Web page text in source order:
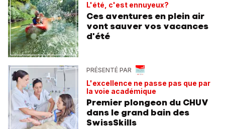
L'été, c'est ennuyeux?
Ces aventures en plein air
vont sauver vos vacances
d'été
PRÉSENTÉ PAR
L'excellence ne passe pas que par
la voie académique
Premier plongeon du CHUV
dans le grand bain des
SwissSkills